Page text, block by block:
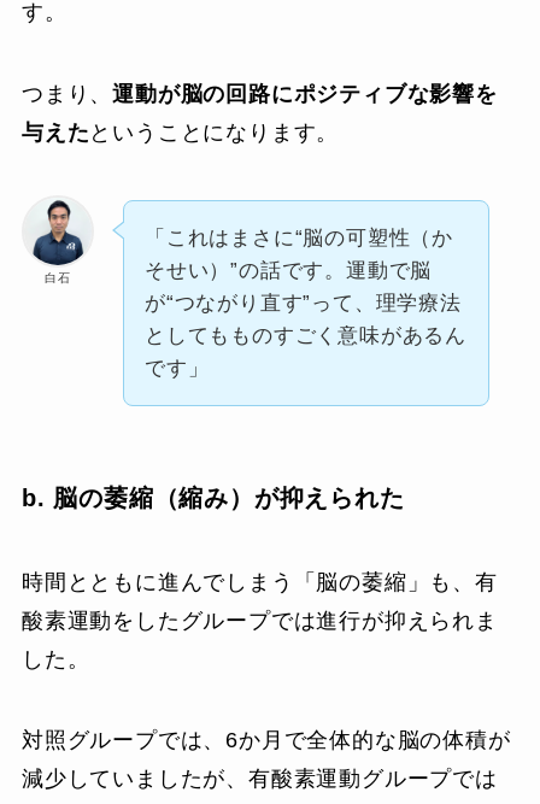
す。
つまり、運動が脳の回路にポジティブな影響を
与えた ということになります。
白石
「これはまさに“脳の可塑性（か
そせい）”の話です。運動で脳
が“つながり直す”って、理学療法
としてもものすごく意味があるん
です」
b. 脳の萎縮（縮み）が抑えられた
時間とともに進んでしまう「脳の萎縮」も、有
酸素運動をしたグループでは進行が抑えられま
した。
対照グループでは、6か月で全体的な脳の体積が
減少していましたが、有酸素運動グループでは